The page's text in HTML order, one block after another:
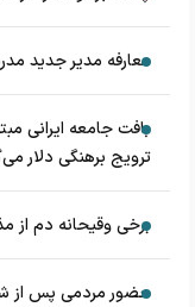
معارفه مدیر جدید
بافت جامعه ایرانی
ترویج برهنگی دلار
برخی وقیحانه دم از
حضور مردمی پس از